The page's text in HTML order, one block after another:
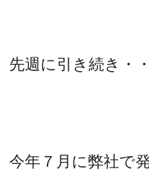
先週に引き続き・
今年７月に弊社で